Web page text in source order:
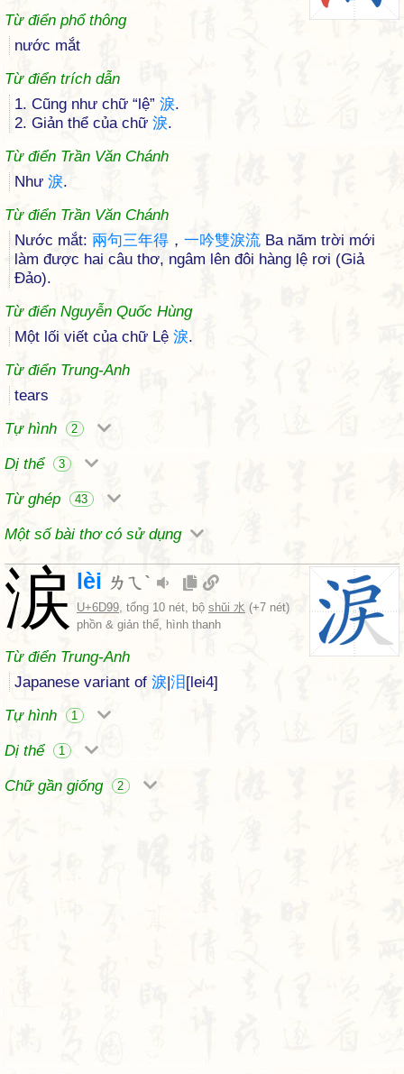
Từ điển phổ thông
nước mắt
Từ điển trích dẫn
1. Cũng như chữ “lệ” 淚.
2. Giản thể của chữ 淚.
Từ điển Trần Văn Chánh
Như 淚.
Từ điển Trần Văn Chánh
Nước mắt: 兩句三年得 ， 一吟雙淚流 Ba năm trời mới
làm được hai câu thơ, ngâm lên đôi hàng lệ rơi (Giả
Đảo).
Từ điển Nguyễn Quốc Hùng
Một lối viết của chữ Lệ 淚.
Từ điển Trung-Anh
tears
Tự hình
2
Dị thể 3
Từ ghép 43
Một số bài thơ có sử dụng
涙 lèi ㄌㄟˋ
U+6D99, tổng 10 nét, bộ shǔi 水 (+7 nét)
phồn & giản thể, hình thanh
Từ điển Trung-Anh
Japanese variant of 淚|泪[lei4]
Tự hình
1
Dị thể 1
Chữ gần giống 2